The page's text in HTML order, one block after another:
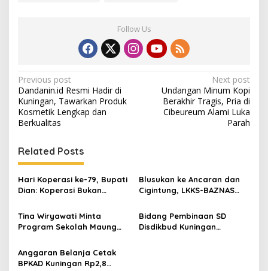
Follow Us
Post
navigation
Previous post
Dandanin.id Resmi Hadir di
Kuningan, Tawarkan Produk
Kosmetik Lengkap dan
Berkualitas
Next post
Undangan Minum Kopi
Berakhir Tragis, Pria di
Cibeureum Alami Luka
Parah
Related Posts
Hari Koperasi ke-79, Bupati
Dian: Koperasi Bukan
tapi Membangun
Kesejahteraan
Blusukan ke Ancaran dan
Cigintung, LKKS-BAZNAS
untuk Warga Disabilitas
dan Dhuafa
Tina Wiryawati Minta
Program Sekolah Maung
Maksimal, Jangan Sampai
Timbulkan Kebingungan di
Bidang Pembinaan SD
Disdikbud Kuningan
Anggaran Belanja Cetak
BPKAD Kuningan Rp2,8